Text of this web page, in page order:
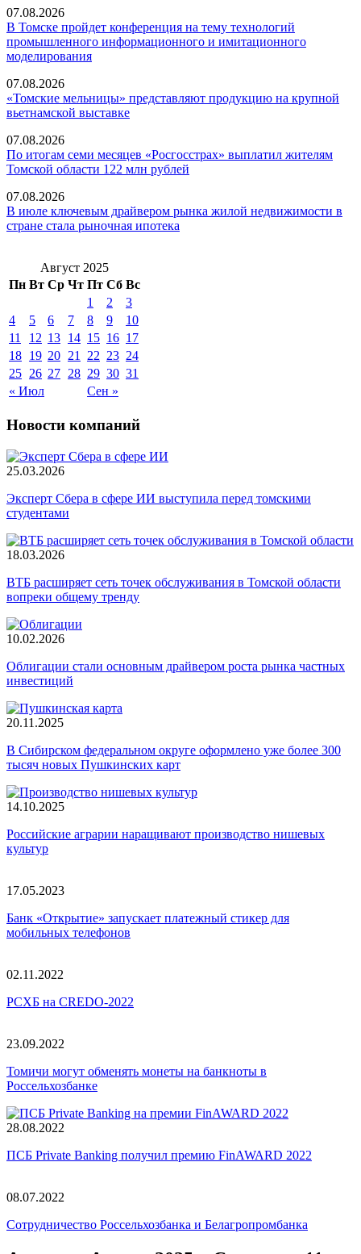
07.08.2026
В Томске пройдет конференция на тему технологий
промышленного информационного и имитационного
моделирования
07.08.2026
«Томские мельницы» представляют продукцию на крупной
вьетнамской выставке
07.08.2026
По итогам семи месяцев «Росгосстрах» выплатил жителям
Томской области 122 млн рублей
07.08.2026
В июле ключевым драйвером рынка жилой недвижимости в
стране стала рыночная ипотека
Август 2025
Пн Вт Ср Чт Пт Сб Вс
« Июл Сен »
1 2
3
4
5 6 7 8 9
10
11
12 13 14 15 16 17
18 19 20 21 22 23 24
25 26 27 28 29 30 31
Новости компаний
25.03.2026
Эксперт Сбера в сфере ИИ выступила перед томскими
студентами
18.03.2026
ВТБ расширяет сеть точек обслуживания в Томской области
вопреки общему тренду
10.02.2026
Облигации стали основным драйвером роста рынка частных
инвестиций
20.11.2025
В Сибирском федеральном округе оформлено уже более 300
тысяч новых Пушкинских карт
14.10.2025
Российские аграрии наращивают производство нишевых
культур
17.05.2023
Банк «Открытие» запускает платежный стикер для
мобильных телефонов
02.11.2022
РСХБ на CREDO-2022
23.09.2022
Томичи могут обменять монеты на банкноты в
Россельхозбанке
28.08.2022
ПСБ Private Banking получил премию FinAWARD 2022
08.07.2022
Сотрудничество Россельхозбанка и Белагропромбанка